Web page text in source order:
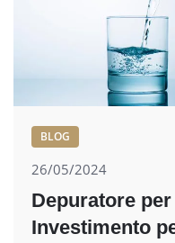
BLOG
26/05/2024
Depuratore
Investimento